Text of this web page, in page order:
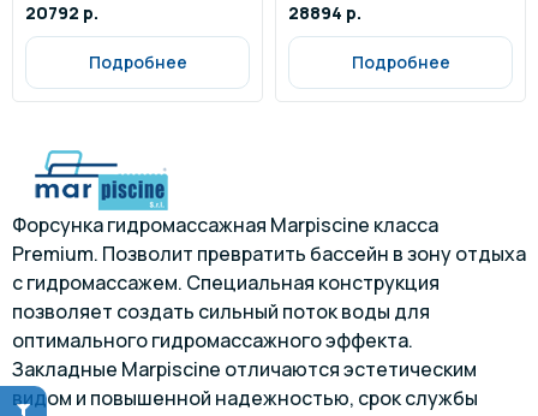
20792 р.
Подробнее
28894 р.
Подробнее
Форсунка гидромассажная Marpiscine класса
Premium. Позволит превратить бассейн в зону отдыха
с гидромассажем. Специальная конструкция
позволяет создать сильный поток воды для
оптимального гидромассажного эффекта.
Закладные Marpiscine отличаются эстетическим
видом и повышенной надежностью, срок службы